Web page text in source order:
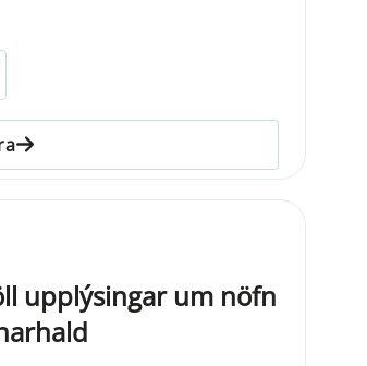
upplýsingar um nöfn